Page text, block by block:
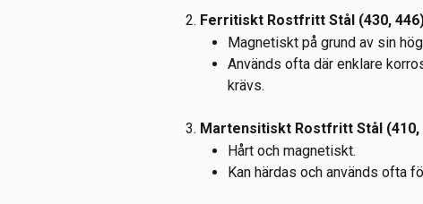
Ferritiskt Rostfritt Stål (430,
Magnetiskt på grund av sin
Används ofta där enklare
krävs.
Martensitiskt Rostfritt Stål (410,
Hårt och magnetiskt.
Kan härdas och används ofta